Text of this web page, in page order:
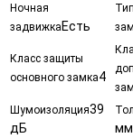
Ночная
задвижка Есть
Класс защиты
основного замка4
Шумоизоляция39
дБ
мм